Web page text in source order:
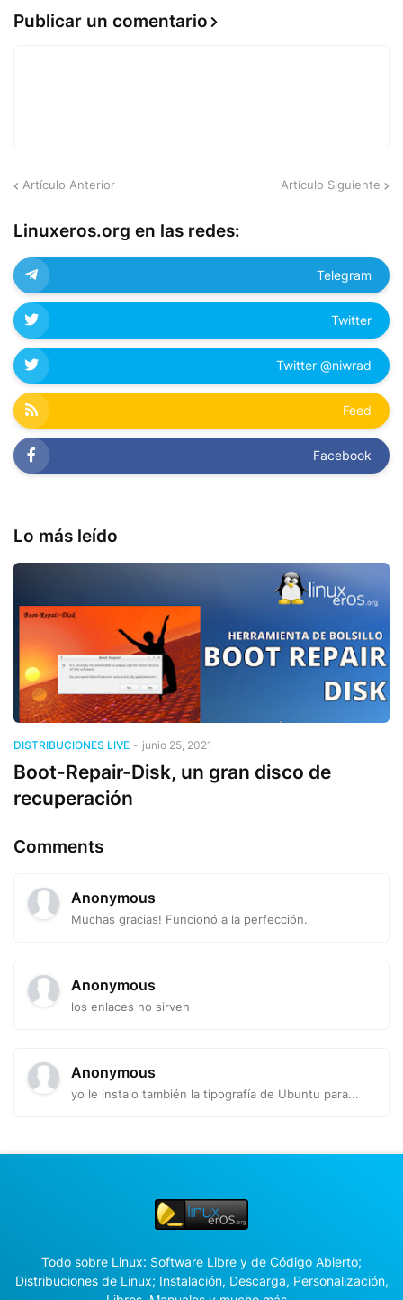
Publicar un comentario
Artículo Anterior Artículo Siguiente
Linuxeros.org en las redes:
Telegram
Twitter
Twitter @niwrad
Feed
Facebook
Lo más leído
DISTRIBUCIONES LIVE - junio 25, 2021
Boot-Repair-Disk, un gran disco de
recuperación
Comments
Anonymous
Muchas gracias! Funcionó a la perfección.
Anonymous
los enlaces no sirven
Anonymous
yo le instalo también la tipografía de Ubuntu para...
Todo sobre Linux: Software Libre y de Código Abierto;
Distribuciones de Linux; Instalación, Descarga, Personalización,